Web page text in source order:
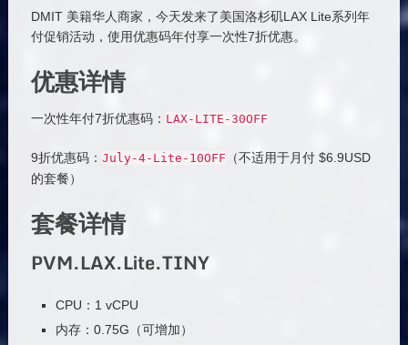
DMIT 美籍华人商家，今天发来了美国洛杉矶LAX Lite系列年
付促销活动，使用优惠码年付享一次性7折优惠。
优惠详情
一次性年付7折优惠码： LAX- LITE -30OFF
9折优惠码： July-4- Lite - 10OFF （不适用于月付 $6.9USD
的套餐）
套餐详情
PVM.LAX.Lite.TINY
CPU：1 vCPU
内存：0.75G（可增加）